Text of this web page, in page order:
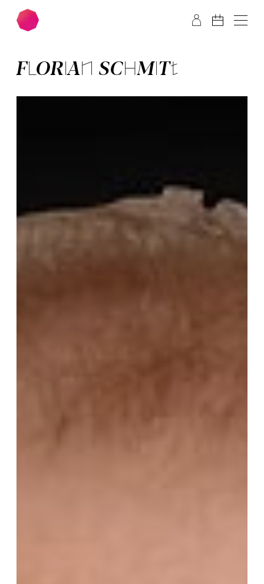
Zum Hauptinhalt springen Zum Footer springen
FLORIAN SCHMITT